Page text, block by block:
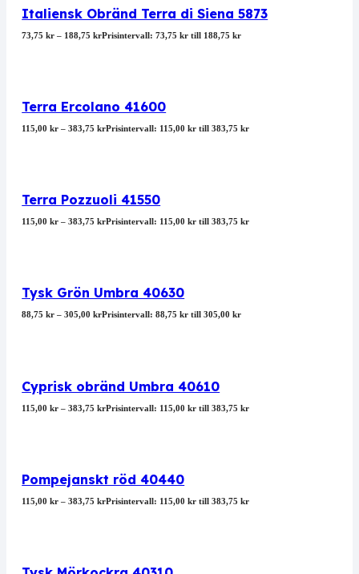
Italiensk Obränd Terra di Siena 5873
73,75kr – 188,75krPrisintervall: 73,75 kr till 188,75 kr
Terra Ercolano 41600
115,00kr – 383,75krPrisintervall: 115,00 kr till 383,75 kr
Terra Pozzuoli 41550
115,00kr – 383,75krPrisintervall: 115,00 kr till 383,75 kr
Tysk Grön Umbra 40630
88,75kr – 305,00krPrisintervall: 88,75 kr till 305,00 kr
Cyprisk obränd Umbra 40610
115,00kr – 383,75krPrisintervall: 115,00 kr till 383,75 kr
Pompejanskt röd 40440
115,00kr – 383,75krPrisintervall: 115,00 kr till 383,75 kr